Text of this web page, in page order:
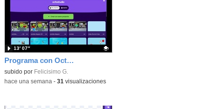
Programa con OctoStudio, un juego de disparos contra Zombies con un cargador basado en el House of the dead
Contenido educativo.
subido por Felicisimo G.
13′ 07″
-hace una semana - 31 visualizaciones